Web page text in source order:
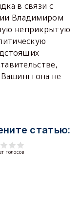
в связи с
Владимиром
неприкрытую
не
статью:
голосов